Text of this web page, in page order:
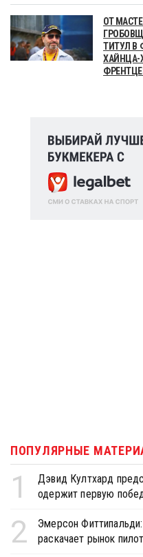
ОТ
ТИТУЛ В
ХАЙНЦА-
ПОПУЛЯРНЫЕ
1
Дэвид Култхард
одержит первую
2
Эмерсон
раскачает рынок